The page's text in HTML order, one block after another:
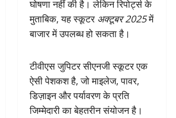
घोषणा नहीं की है। लेकिन रिपोर्ट्स के
मुताबिक, यह स्कूटर अक्टूबर 2025में
बाजार में उपलब्ध हो सकता है।
टीवीएस जुपिटर सीएनजी स्कूटर एक
ऐसी पेशकश है, जो माइलेज, पावर,
डिज़ाइन और पर्यावरण के प्रति
जिम्मेदारी का बेहतरीन संयोजन है।